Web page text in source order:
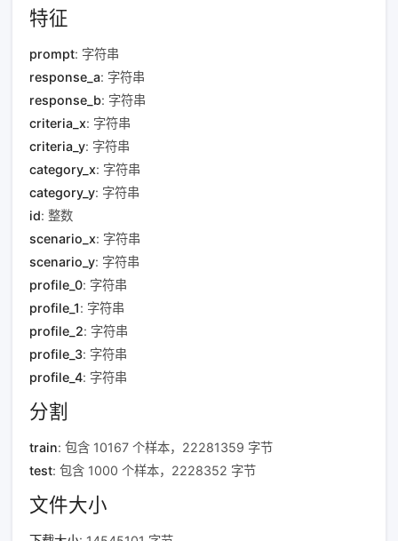
特征
prompt: 字符串
response_a: 字符串
response_b: 字符串
criteria_x: 字符串
criteria_y: 字符串
category_x: 字符串
category_y: 字符串
id: 整数
scenario_x: 字符串
scenario_y: 字符串
profile_0: 字符串
profile_1: 字符串
profile_2: 字符串
profile_3: 字符串
profile_4: 字符串
分割
train: 包含 10167 个样本，22281359 字节
test: 包含 1000 个样本，2228352 字节
文件大小